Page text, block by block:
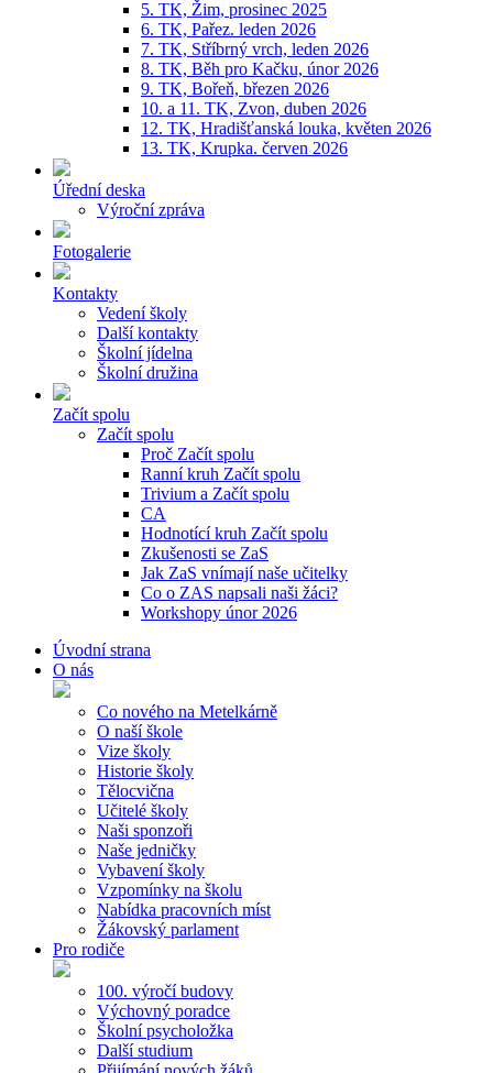
5. TK, Žim, prosinec 2025
6. TK, Pařez. leden 2026
7. TK, Stříbrný vrch, leden 2026
8. TK, Běh pro Kačku, únor 2026
9. TK, Bořeň, březen 2026
10. a 11. TK, Zvon, duben 2026
12. TK, Hradišťanská louka, květen 2026
13. TK, Krupka. červen 2026
Úřední deska
Výroční zpráva
Fotogalerie
Kontakty
Vedení školy
Další kontakty
Školní jídelna
Školní družina
Začít spolu
Začít spolu
Proč Začít spolu
Ranní kruh Začít spolu
Trivium a Začít spolu
CA
Hodnotící kruh Začít spolu
Zkušenosti se ZaS
Jak ZaS vnímají naše učitelky
Co o ZAS napsali naši žáci?
Workshopy únor 2026
Úvodní strana
O nás
Co nového na Metelkárně
O naší škole
Vize školy
Historie školy
Tělocvična
Učitelé školy
Naši sponzoři
Naše jedničky
Vybavení školy
Vzpomínky na školu
Nabídka pracovních míst
Žákovský parlament
Pro rodiče
100. výročí budovy
Výchovný poradce
Školní psycholožka
Další studium